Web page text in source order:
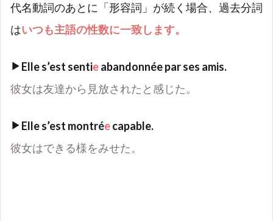
代名動詞のあとに「形容詞」が続く場合、過去分詞
はいつも主語の性数に一致します。
Elle s’est sentieabandonnée par ses amis.
彼女は友達から見放されたと感じた。
Elle s’est montréecapable.
彼女はできる様をみせた。